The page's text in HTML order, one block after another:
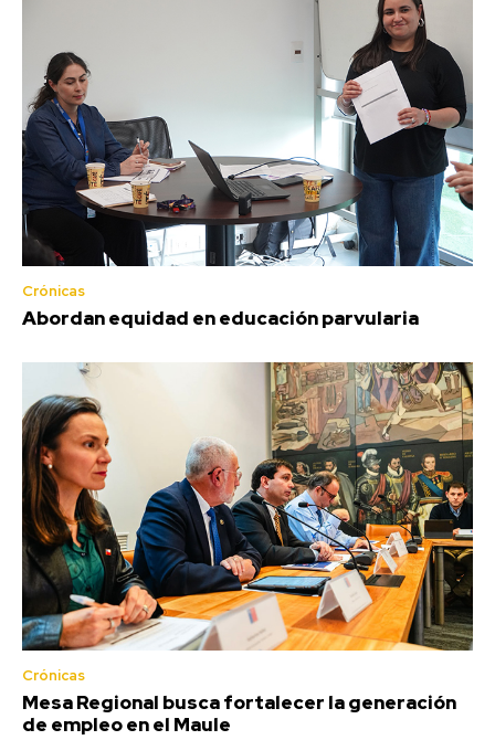
Crónicas
Abordan equidad en educación parvularia
Crónicas
Mesa Regional busca fortalecer la generación
de empleo en el Maule